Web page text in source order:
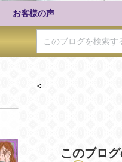
<
お客様の声
このブロ